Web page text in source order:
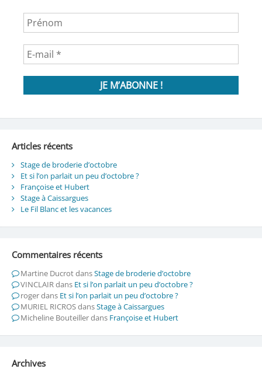
Articles récents
Stage de broderie d’octobre
Et si l’on parlait un peu d’octobre ?
Françoise et Hubert
Stage à Caissargues
Le Fil Blanc et les vacances
Commentaires récents
Martine DucrotdansStage de broderie d’octobre
VINCLAIRdans Et si l’on parlait un peu d’octobre ?
rogerdans Et si l’on parlait un peu d’octobre ?
MURIEL RICROSdansStage à Caissargues
Micheline Bouteillerdans Françoise et Hubert
Archives